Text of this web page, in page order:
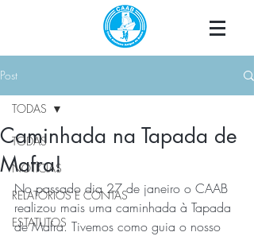
Post
TODAS
NOTÍCIAS
RELATÓRIOS E CONTAS
ESTATUTOS
TODAS
Caminhada na Tapada de
Mafra!
No passado dia 27 de janeiro o CAAB
realizou mais uma caminhada à Tapada
de Mafra. Tivemos como guia o nosso